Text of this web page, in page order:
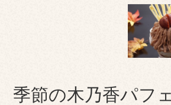
季節の木乃香パフ